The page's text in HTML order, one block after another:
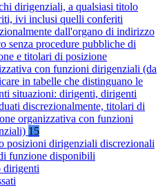
dirigenziali, a qualsiasi titolo
ivi inclusi quelli conferiti
dall'organo di indirizzo
senza procedure pubbliche di
e titolari di posizione
con funzioni dirigenziali (da
in tabelle che distinguano le
situazioni: dirigenti, dirigenti
discrezionalmente, titolari di
organizzativa con funzioni
15
posizioni dirigenziali discrezionali
funzione disponibili
dirigenti